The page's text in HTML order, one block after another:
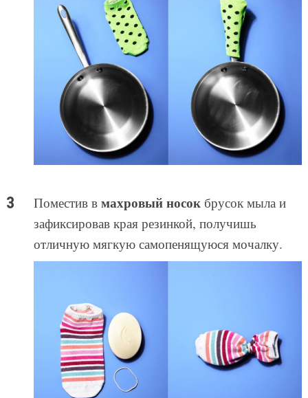
Поместив в махровый носокбрусок мыла и
зафиксировав края резинкой, получишь
отличную мягкую самопенящуюся мочалку.